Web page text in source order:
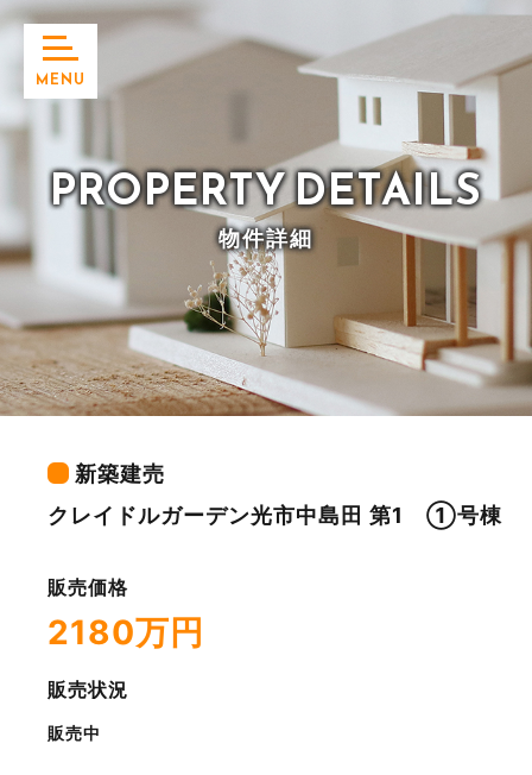
PROPERTYDETAILS
物件詳細
新築建売
クレイドルガーデン光市中島田 第1 ①号棟
販売価格
2180万円
販売状況
販売中
MENU